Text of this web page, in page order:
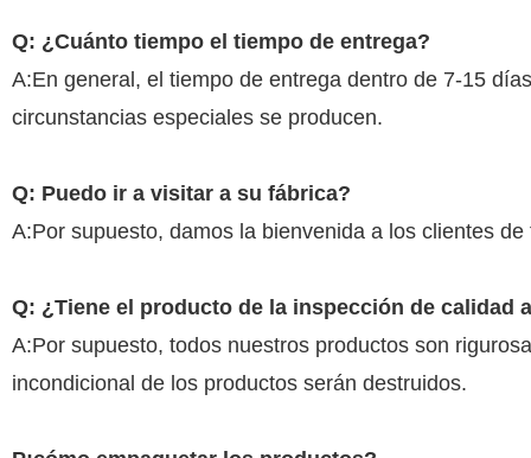
Q: ¿Cuánto tiempo el tiempo de entrega?
A:En general, el tiempo de entrega dentro de 7-15
circunstancias especiales se producen.
Q: Puedo ir a visitar a su fábrica?
A:Por supuesto, damos la bienvenida a los clientes
Q: ¿Tiene el producto de la inspección de calidad
A:Por supuesto, todos nuestros productos son
incondicional de los productos serán destruidos.